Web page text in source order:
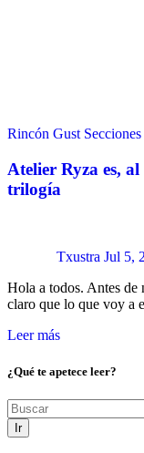
Rincón Gust
Atelier Ryza es,
trilogía
Txustra Jul 5,
Hola a todos. Antes de
claro que lo que voy a
Leer más
¿Qué te apetece leer?
Ir